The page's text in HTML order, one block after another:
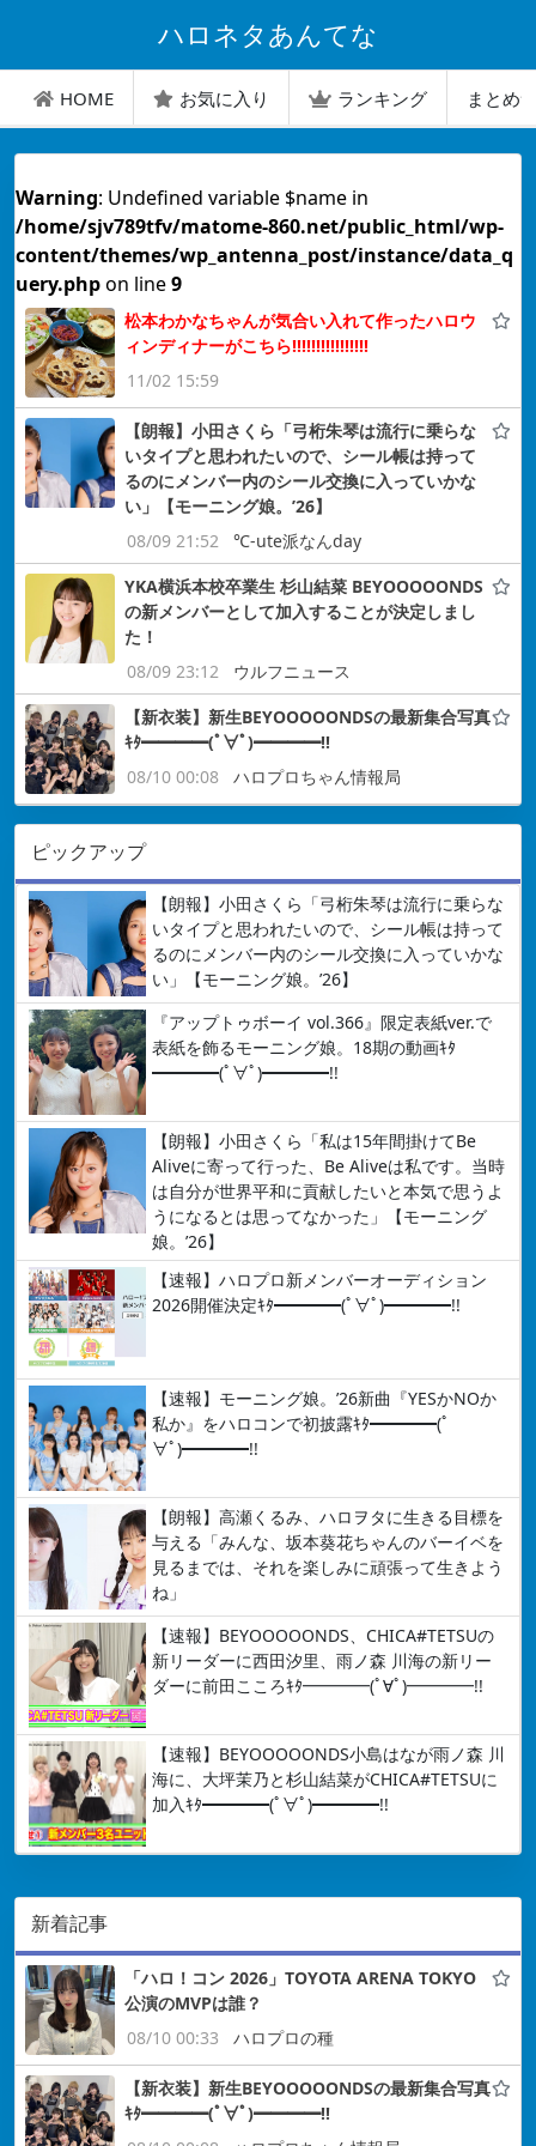
ハロネタあんてな
HOME お気に入り ランキング まとめ
Warning: Undefined variable $name in
/home/sjv789tfv/matome-860.net/public_html/wp-
content/themes/wp_antenna_post/instance/data_q
uery.phpon line9
松本わかなちゃんが気合い入れて作ったハロウ
ィンディナーがこちら!!!!!!!!!!!!!!!!
11/02 15:59
【朗報】小田さくら「弓桁朱琴は流行に乗らな
いタイプと思われたいので、シール帳は持って
るのにメンバー内のシール交換に入っていかな
い」【モーニング娘。’26】
08/09 21:52
℃-ute派なんday
YKA横浜本校卒業生 杉山結菜 BEYOOOOONDS
の新メンバーとして加入することが決定しまし
た！
08/09 23:12
ウルフニュース
【新衣装】新生BEYOOOOONDSの最新集合写真
ｷﾀ━━━━(ﾟ∀ﾟ)━━━━!!
08/10 00:08
ハロプロちゃん情報局
ピックアップ
【朗報】小田さくら「弓桁朱琴は流行に乗らな
いタイプと思われたいので、シール帳は持って
るのにメンバー内のシール交換に入っていかな
い」【モーニング娘。’26】
『アップトゥボーイ vol.366』限定表紙ver.で
表紙を飾るモーニング娘。18期の動画ｷﾀ
━━━━(ﾟ∀ﾟ)━━━━!!
【朗報】小田さくら「私は15年間掛けてBe
Aliveに寄って行った、Be Aliveは私です。当時
は自分が世界平和に貢献したいと本気で思うよ
うになるとは思ってなかった」【モーニング
娘。’26】
【速報】ハロプロ新メンバーオーディション
2026開催決定ｷﾀ━━━━(ﾟ∀ﾟ)━━━━!!
【速報】モーニング娘。’26新曲『YESかNOか
私か』をハロコンで初披露ｷﾀ━━━━(ﾟ
∀ﾟ)━━━━!!
【朗報】高瀬くるみ、ハロヲタに生きる目標を
与える「みんな、坂本葵花ちゃんのバーイベを
見るまでは、それを楽しみに頑張って生きよう
ね」
【速報】BEYOOOOONDS、CHICA#TETSUの
新リーダーに西田汐里、雨ノ森 川海の新リー
ダーに前田こころｷﾀ━━━━(ﾟ∀ﾟ)━━━━!!
【速報】BEYOOOOONDS小島はなが雨ノ森 川
海に、大坪茉乃と杉山結菜がCHICA#TETSUに
加入ｷﾀ━━━━(ﾟ∀ﾟ)━━━━!!
新着記事
「ハロ！コン 2026」TOYOTA ARENA TOKYO
公演のMVPは誰？
08/10 00:33
ハロプロの種
【新衣装】新生BEYOOOOONDSの最新集合写真
ｷﾀ━━━━(ﾟ∀ﾟ)━━━━!!